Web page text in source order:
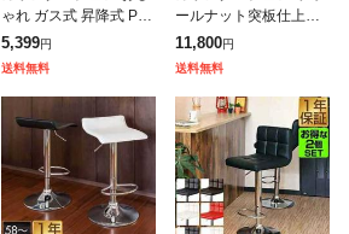
ゃれ ガス式 昇降式 PU
レザー 背もたれ付き 回
転 モダン 北欧 ヴィン
テージ カフェ バーチェ
ア チェ
5,399円
送料無料
ールナット突板仕上げ
PUレザー座面 バーチェ
ア[150-SNCH039]
11,800円
送料無料